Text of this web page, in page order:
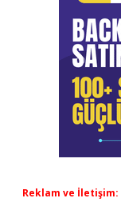
Reklam ve İletişim: